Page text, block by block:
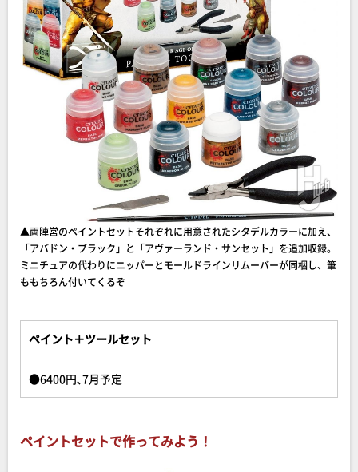
▲両陣営のペイントセットそれぞれに用意されたシタデルカラーに加え、
「アバドン・ブラック」と「アヴァーランド・サンセット」を追加収録。
ミニチュアの代わりにニッパーとモールドラインリムーバーが同梱し、筆
ももちろん付いてくるぞ
ペイント＋ツールセット
●6400円､7月予定
ペイントセットで作ってみよう！